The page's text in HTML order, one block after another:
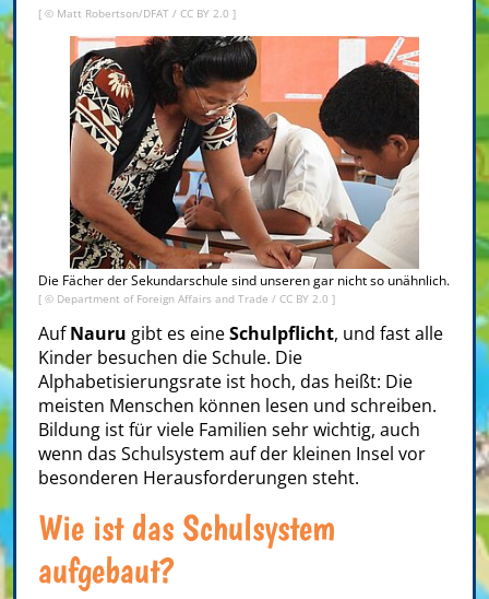
[ © Matt Robertson/DFAT / CC BY 2.0 ]
Die Fächer der Sekundarschule sind unseren gar nicht so unähnlich.
[ © Department of Foreign Affairs and Trade / CC BY 2.0 ]
AufNauru gibt es eineSchulpflicht, und fast alle
Kinder besuchen die Schule. Die
Alphabetisierungsrate ist hoch, das heißt: Die
meisten Menschen können lesen und schreiben.
Bildung ist für viele Familien sehr wichtig, auch
wenn das Schulsystem auf der kleinen Insel vor
besonderen Herausforderungen steht.
Wie ist das Schulsystem
aufgebaut?